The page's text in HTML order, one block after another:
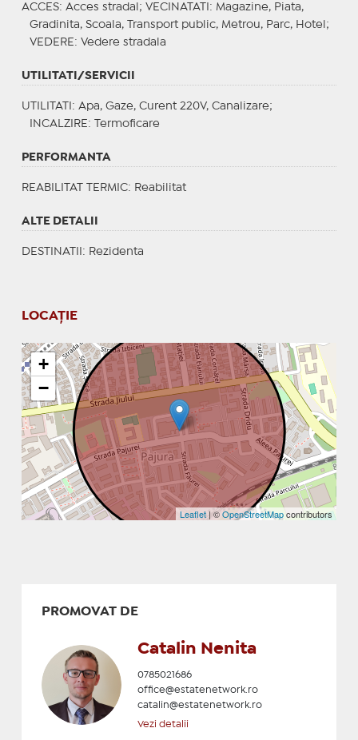
ACCES: Acces stradal; VECINATATI : Magazine, Piata,
Gradinita, Scoala, Transport public, Metrou, Parc, Hotel;
VEDERE : Vedere stradala
UTILITATI/SERVICII
UTILITATI : Apa, Gaze, Curent 220V, Canalizare;
INCALZIRE : Termoficare
PERFORMANTA
REABILITAT TERMIC: Reabilitat
ALTE DETALII
DESTINATII : Rezidenta
LOCAȚIE
+
−
Leaflet | ©OpenStreetMapcontributors
PROMOVAT DE
Catalin Nenita
0785021686
office@estatenetwork.ro
catalin@estatenetwork.ro
Vezi detalii